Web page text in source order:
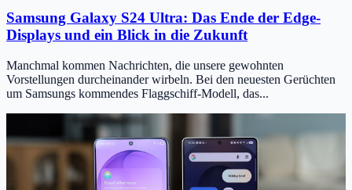
Samsung Galaxy S24 Ultra: Das Ende der Edge-
Displays und ein Blick in die Zukunft
Manchmal kommen Nachrichten, die unsere gewohnten
Vorstellungen durcheinander wirbeln. Bei den neuesten Gerüchten
um Samsungs kommendes Flaggschiff-Modell, das...